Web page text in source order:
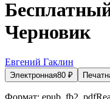
Черновик
Евгений Гаклин
Электронная80 ₽
Формат: epub, fb2,